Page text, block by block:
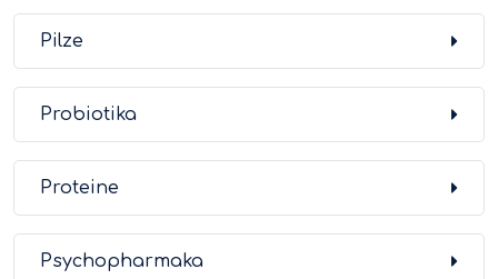
Pilze
Probiotika
Proteine
Psychopharmaka